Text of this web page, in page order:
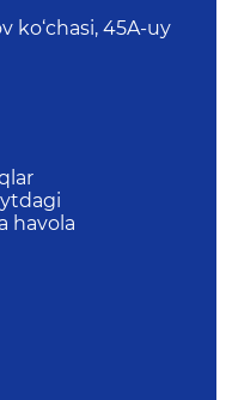
ko‘chasi, 45A-uy
havola